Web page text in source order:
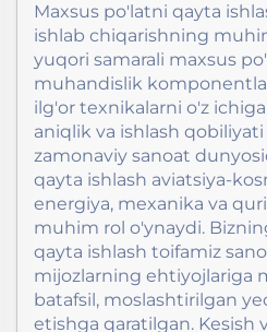
Maxsus po'latni qayta
ishlab chiqarishning
yuqori samarali maxsus
muhandislik
ilg'or texnikalarni o'z
aniqlik va ishlash
zamonaviy sanoat
qayta ishlash aviatsiya-
energiya, mexanika va
muhim rol o'ynaydi.
qayta ishlash toifamiz
mijozlarning ehtiyojlariga
batafsil, moslashtirilgan
etishga qaratilgan. Kesish